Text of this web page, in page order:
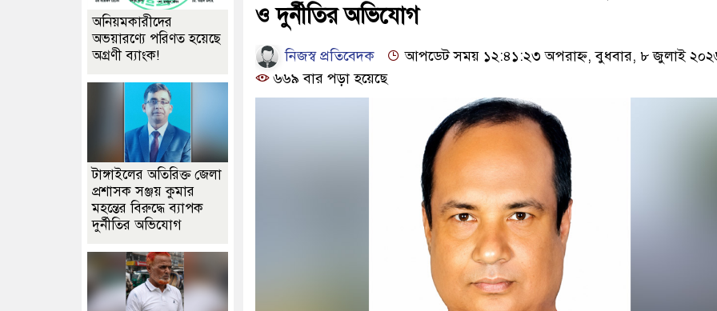
ও দুর্নীতির অভিযোগ
নিজস্ব প্রতিবেদক
আপডেট সময় ১২:৪১:২৩ অপরাহ্ন, বুধবার, ৮ জুলাই
৬৬৯ বার পড়া হয়েছে
অনিয়মকারীদের
অভয়ারণ্যে পরিণত হয়েছে
অগ্রণী ব্যাংক!
টাঙ্গাইলের অতিরিক্ত জেলা
প্রশাসক সঞ্জয় কুমার
মহন্তের বিরুদ্ধে ব্যাপক
দুর্নীতির অভিযোগ